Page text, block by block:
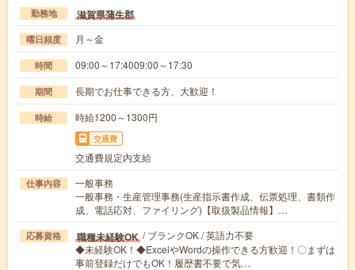
勤務地 滋賀県蒲生郡
曜日頻度 月～金
時間 09:00～17:4009:00～17:30
期間 長期でお仕事できる方、大歓迎！
時給 時給1200～1300円
交通費
交通費規定内支給
仕事内容
一般事務
一般事務・生産管理事務(生産指示書作成、伝票処理、書類作
成、電話応対、ファイリング)【取扱製品情報】…
応募資格 職種未経験OK / ブランクOK / 英語力不要
◆未経験OK！◆ExcelやWordの操作できる方歓迎！〇まずは
事前登録だけでもOK！履歴書不要で気…